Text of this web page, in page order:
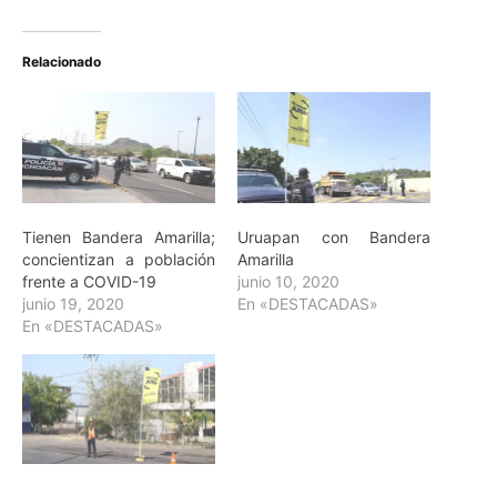
Relacionado
Tienen Bandera Amarilla;
concientizan a población
frente a COVID-19
junio 19, 2020
En «DESTACADAS»
Uruapan con Bandera
Amarilla
junio 10, 2020
En «DESTACADAS»